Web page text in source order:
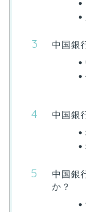
中国銀
中国銀
中国銀
か？